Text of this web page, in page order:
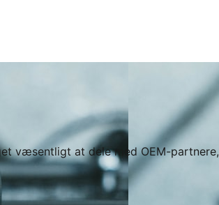
væsentligt at dele med OEM-partnere,